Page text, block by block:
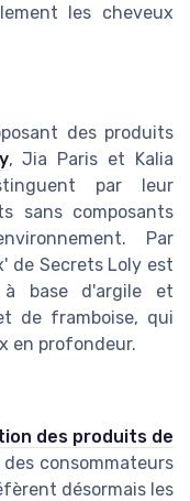
les cheveux
des produits
, Jia Paris et Kalia
par leur
sans composants
Par
de Secrets Loly est
à base d'argile et
de framboise, qui
en profondeur.
des produits de
consommateurs
désormais les